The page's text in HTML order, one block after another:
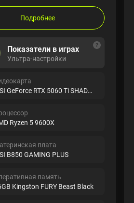
Подробнее
Показатели в играх
Ультра-настройки
MSI GeForce RTX 5060 Ti SHADOW 2X
Ryzen 5 9600X
плата
B850 GAMING PLUS
память
Kingston FURY Beast Black